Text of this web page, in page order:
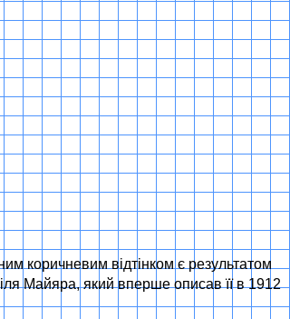
коричневим відтінком є результатом
Майяра, який вперше описав її в 1912